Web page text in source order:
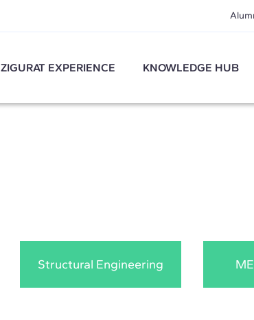
ZIGURAT EXPERIENCE KNOWLEDGE HUB
Structural Engineering